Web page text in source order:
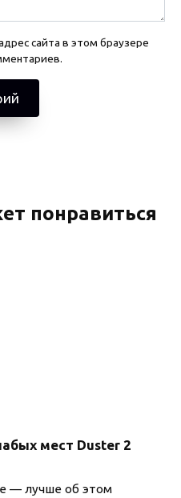
сайта в этом браузере
понравиться
мест Duster 2
— лучше об этом